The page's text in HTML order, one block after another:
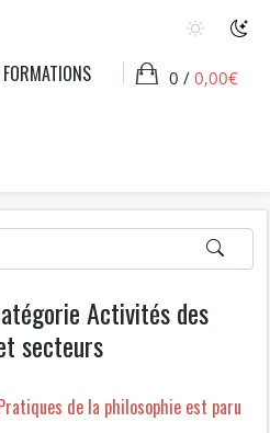
0 / 0,00€
Activités des
secteurs
de la philosophie est paru